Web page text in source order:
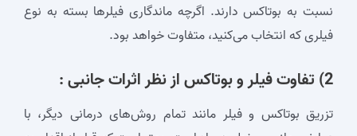
نسبت به بوتاکس دارند. اگرچه ماندگاری فیلرها بسته به نوع
فیلری که انتخاب می‌کنید، متفاوت‌ خواهد بود.
2) تفاوت فیلر و بوتاکس از نظر اثرات جانبی :
تزریق بوتاکس و فیلر مانند تمام روش‌های درمانی دیگر، با